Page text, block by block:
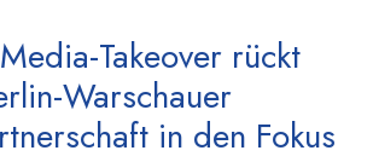
Takeover rückt
Warschauer
in den Fokus